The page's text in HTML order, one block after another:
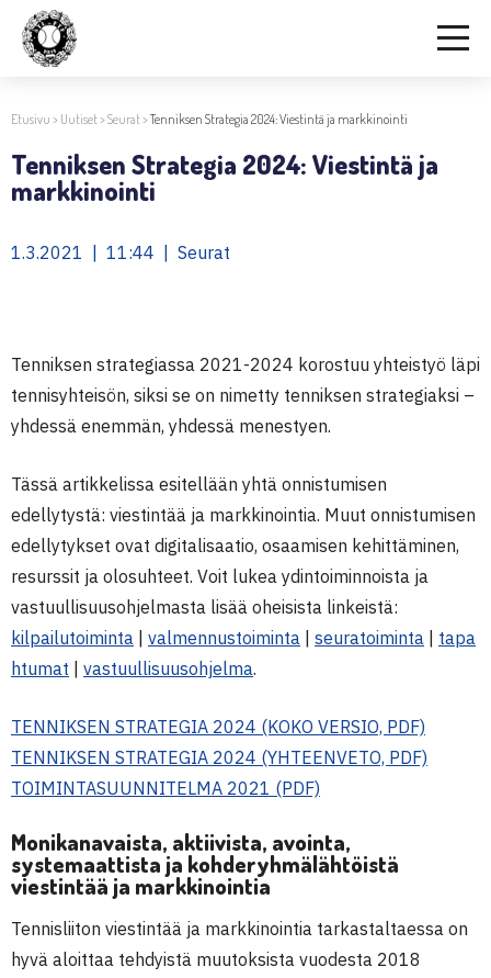
Etusivu > Uutiset>Seurat>Tenniksen Strategia 2024: Viestintä ja markkinointi
Tenniksen Strategia 2024: Viestintä ja
markkinointi
1.3.2021 | 11:44 | Seurat
Tenniksen strategiassa 2021-2024 korostuu yhteistyö läpi
tennisyhteisön, siksi se on nimetty tenniksen strategiaksi –
yhdessä enemmän, yhdessä menestyen.
Tässä artikkelissa esitellään yhtä onnistumisen
edellytystä: viestintää ja markkinointia. Muut onnistumisen
edellytykset ovat digitalisaatio, osaamisen kehittäminen,
resurssit ja olosuhteet. Voit lukea ydintoiminnoista ja
vastuullisuusohjelmasta lisää oheisista linkeistä:
kilpailutoiminta
valmennustoiminta seuratoiminta
tapa
htumat
vastuullisuusohjelma.
TENNIKSEN STRATEGIA 2024 (KOKO VERSIO, PDF)
TENNIKSEN STRATEGIA 2024 (YHTEENVETO, PDF)
TOIMINTASUUNNITELMA 2021 (PDF)
Monikanavaista, aktiivista, avointa,
systemaattista ja kohderyhmälähtöistä
viestintää ja markkinointia
Tennisliiton viestintää ja markkinointia tarkastaltaessa on
hyvä aloittaa tehdyistä muutoksista vuodesta 2018